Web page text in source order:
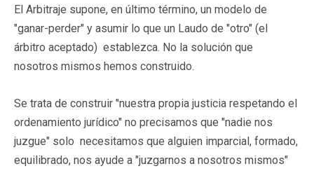
El Arbitraje supone, en último término, un modelo de
"ganar-perder" y asumir lo que un Laudo de "otro" (el
árbitro aceptado) establezca. No la solución que
nosotros mismos hemos construido.
Se trata de construir "nuestra propia justicia respetando el
ordenamiento jurídico" no precisamos que "nadie nos
juzgue" solo necesitamos que alguien imparcial, formado,
equilibrado, nos ayude a "juzgarnos a nosotros mismos"